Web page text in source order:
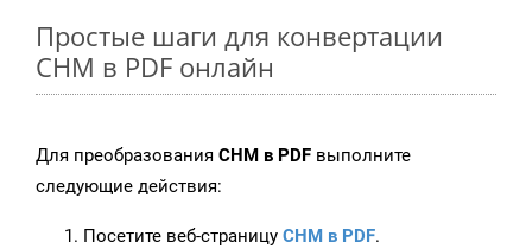
Простые шаги для конвертации
CHM в PDF онлайн
Для преобразования CHM в PDF выполните
следующие действия:
Посетите веб-страницу CHM в PDF.